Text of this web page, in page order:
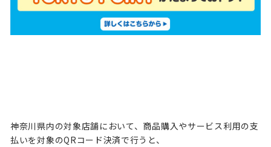
神奈川県内の対象店舗において、商品購入やサービス利用の支
払いを対象のQRコード決済で行うと、